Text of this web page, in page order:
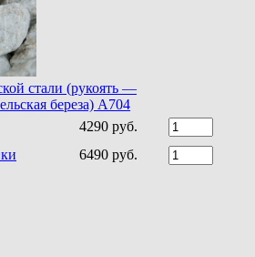
стали (рукоять —
береза) A704
4290 руб.
6490 руб.